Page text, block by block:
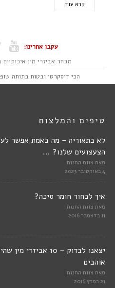
קרא עוד
עקבו אחרינו:
מבחר אביזרי מין
הכי דיסקרטי ובטוח בתותה
טיפים והמלצות
לא בתאוריה – מה באמת אפשר
הצעצועים שלנו? ...
מאת צוות החנות
4 באוקטובר 2023
איך לבחור חומר סיכה?
מאת צוות החנות
11 בדצמבר 2016
יצאנו לבדוק – 10
אוהבים
מאת צוות החנות
21 במרץ 2016